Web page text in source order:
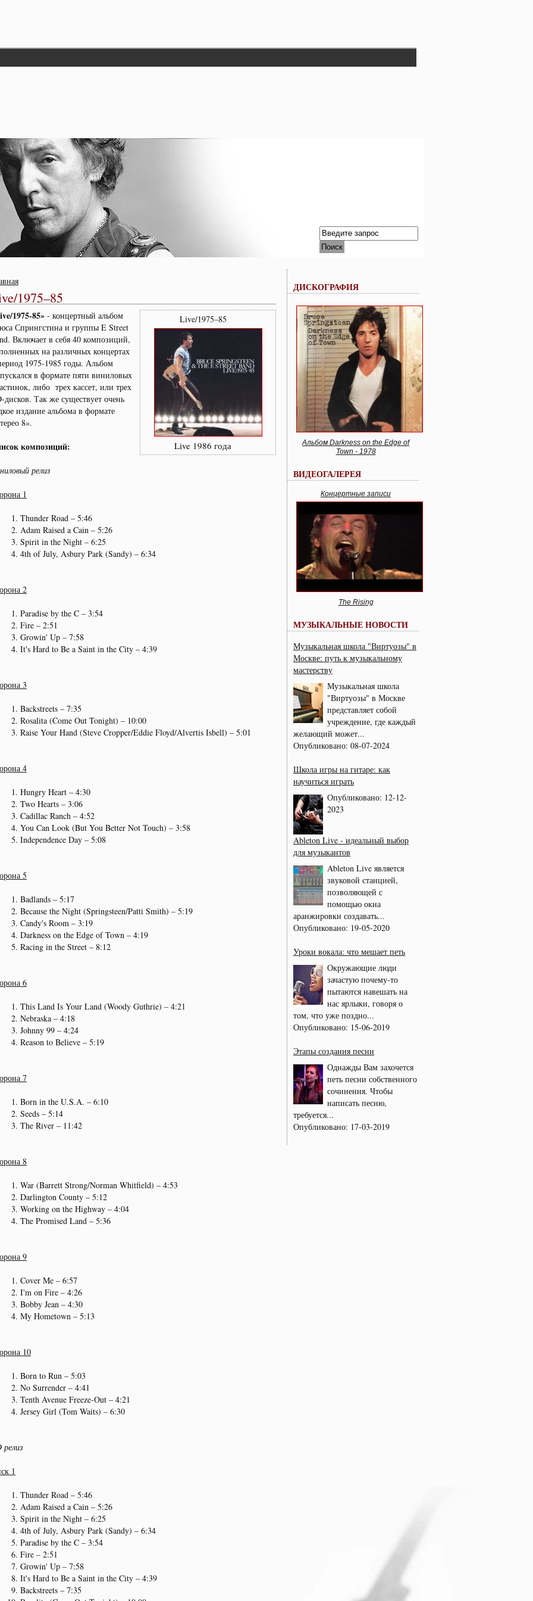
1975–85
Live/1975–85
Live 1986 года
1975-85» - концертный альбом
Спрингстина и группы E Street
Включает в себя 40 композиций,
на различных концертах
1975-1985 годы. Альбом
в формате пяти виниловых
либо трех кассет, или трех
дисков. Так же существует очень
издание альбома в формате
8».
композиций:
релиз
1
Thunder Road – 5:46
Adam Raised a Cain – 5:26
Spirit in the Night – 6:25
4th of July, Asbury Park (Sandy) – 6:34
2
Paradise by the C – 3:54
Fire – 2:51
Growin' Up – 7:58
It's Hard to Be a Saint in the City – 4:39
3
Backstreets – 7:35
Rosalita (Come Out Tonight) – 10:00
Raise Your Hand (Steve Cropper/Eddie Floyd/Alvertis Isbell) – 5:01
4
Hungry Heart – 4:30
Two Hearts – 3:06
Cadillac Ranch – 4:52
You Can Look (But You Better Not Touch) – 3:58
Independence Day – 5:08
5
Badlands – 5:17
Because the Night (Springsteen/Patti Smith) – 5:19
Candy's Room – 3:19
Darkness on the Edge of Town – 4:19
Racing in the Street – 8:12
6
This Land Is Your Land (Woody Guthrie) – 4:21
Nebraska – 4:18
Johnny 99 – 4:24
Reason to Believe – 5:19
7
Born in the U.S.A. – 6:10
Seeds – 5:14
The River – 11:42
8
War (Barrett Strong/Norman Whitfield) – 4:53
Darlington County – 5:12
Working on the Highway – 4:04
The Promised Land – 5:36
9
Cover Me – 6:57
I'm on Fire – 4:26
Bobby Jean – 4:30
My Hometown – 5:13
10
Born to Run – 5:03
No Surrender – 4:41
Tenth Avenue Freeze-Out – 4:21
Jersey Girl (Tom Waits) – 6:30
релиз
1
Thunder Road – 5:46
Adam Raised a Cain – 5:26
Spirit in the Night – 6:25
4th of July, Asbury Park (Sandy) – 6:34
Paradise by the C – 3:54
Fire – 2:51
Growin' Up – 7:58
It's Hard to Be a Saint in the City – 4:39
Backstreets – 7:35
ДИСКОГРАФИЯ
Альбом Darkness on the Edge of
Town - 1978
ВИДЕОГАЛЕРЕЯ
Концертные записи
The Rising
МУЗЫКАЛЬНЫЕ НОВОСТИ
Музыкальная школа "Виртуозы" в
Москве: путь к музыкальному
мастерству
Музыкальная школа
"Виртуозы" в Москве
представляет собой
учреждение, где каждый
желающий может...
Опубликовано: 08-07-2024
Школа игры на гитаре: как
научиться играть
Опубликовано: 12-12-
2023
Ableton Live - идеальный выбор
для музыкантов
Ableton Live является
звуковой станцией,
позволяющей с
помощью окна
аранжировки создавать...
Опубликовано: 19-05-2020
Уроки вокала: что мешает петь
Окружающие люди
зачастую почему-то
пытаются навешать на
нас ярлыки, говоря о
том, что уже поздно...
Опубликовано: 15-06-2019
Этапы создания песни
Однажды Вам захочется
петь песни собственного
сочинения. Чтобы
написать песню,
требуется...
Опубликовано: 17-03-2019